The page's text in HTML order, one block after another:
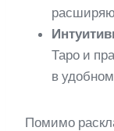
Таро и
в
Помимо